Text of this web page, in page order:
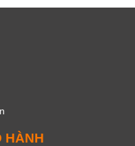
HÀNH